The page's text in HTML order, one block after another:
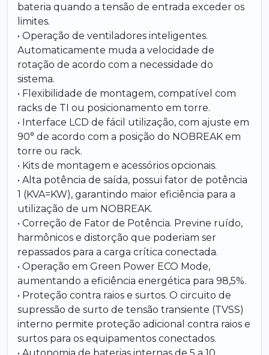
bateria quando a tensão de entrada exceder os
limites.
• Operação de ventiladores inteligentes.
Automaticamente muda a velocidade de
rotação de acordo com a necessidade do
sistema.
• Flexibilidade de montagem, compatível com
racks de TI ou posicionamento em torre.
• Interface LCD de fácil utilização, com ajuste em
90° de acordo com a posição do NOBREAK em
torre ou rack.
• Kits de montagem e acessórios opcionais.
• Alta potência de saída, possui fator de potência
1 (KVA=KW), garantindo maior eficiência para a
utilização de um NOBREAK.
• Correção de Fator de Potência. Previne ruído,
harmônicos e distorção que poderiam ser
repassados para a carga crítica conectada.
• Operação em Green Power ECO Mode,
aumentando a eficiência energética para 98,5%.
• Proteção contra raios e surtos. O circuito de
supressão de surto de tensão transiente (TVSS)
interno permite proteção adicional contra raios e
surtos para os equipamentos conectados.
• Autonomia de baterias internas de 5 a 10